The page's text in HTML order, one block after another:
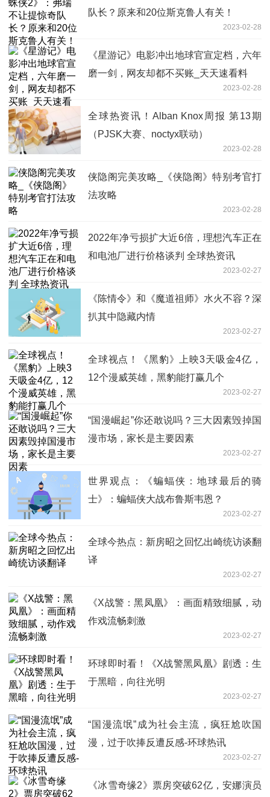
队长？原来和20位斯克鲁人有关！
2023-02-28
《星游记》电影冲出地球官宣定档，六年
磨一剑，网友却都不买账_天天速看料
2023-02-28
全球热资讯！Alban Knox周报 第13期
（PJSK大赛、noctyx联动）
2023-02-28
侠隐阁完美攻略_《侠隐阁》特别考官打
法攻略
2023-02-28
2022年净亏损扩大近6倍，理想汽车正在
和电池厂进行价格谈判 全球热资讯
2023-02-27
《陈情令》和《魔道祖师》水火不容？深
扒其中隐藏内情
2023-02-27
全球视点！《黑豹》上映3天吸金4亿，
12个漫威英雄，黑豹能打赢几个
2023-02-27
“国漫崛起”你还敢说吗？三大因素毁掉国
漫市场，家长是主要因素
2023-02-27
世界观点：《蝙蝠侠：地球最后的骑
士》：蝙蝠侠大战布鲁斯韦恩？
2023-02-27
全球今热点：新房昭之回忆出崎统访谈翻
译
2023-02-27
《X战警：黑凤凰》：画面精致细腻，动
作戏流畅刺激
2023-02-27
环球即时看！《X战警黑凤凰》剧透：生
于黑暗，向往光明
2023-02-27
“国漫流氓”成为社会主流，疯狂尬吹国
漫，过于吹捧反遭反感-环球热讯
2023-02-27
《冰雪奇缘2》票房突破62亿，安娜演员